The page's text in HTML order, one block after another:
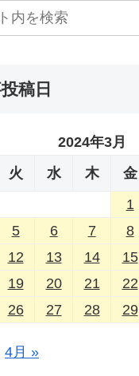
稿日
2024年3月
火 水 木 金
1
5 6 7 8
12 13 14 15
19 20 21 22
26 27 28 29
4月 »